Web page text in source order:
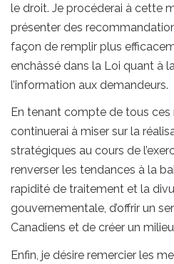
le droit. Je procéderai à cette
présenter des
façon de remplir plus
enchâssé dans la Loi quant à
l’information aux demandeurs.
En tenant compte de tous ces
continuerai à miser sur la
stratégiques au cours de
renverser les tendances à la
rapidité de traitement et la
gouvernementale, d’offrir un
Canadiens et de créer un
Enfin, je désire remercier les